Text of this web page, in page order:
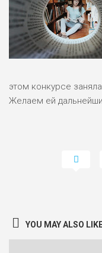
этом конкурсе
Желаем ей
YOU MAY ALSO